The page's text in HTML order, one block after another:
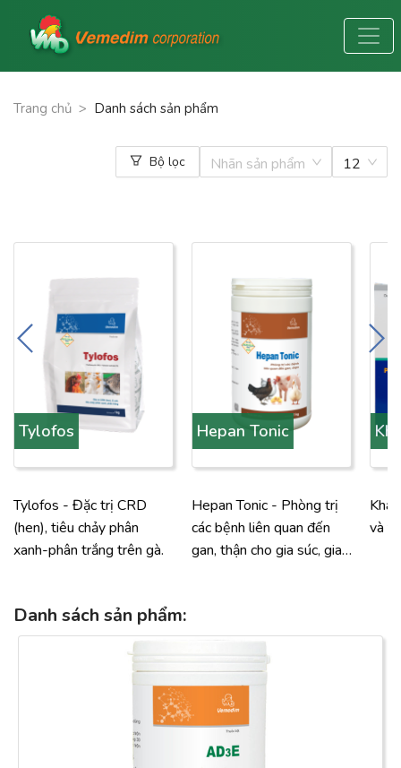
Trang chủ > Danh sách sản phẩm
Bộ lọc Nhãn sản phẩm 12
Tylofos
Tylofos - Đặc trị CRD
(hen), tiêu chảy phân
xanh-phân trắng trên gà.
Hepan Tonic
Hepan Tonic - Phòng trị
các bệnh liên quan đến
gan, thận cho gia súc, gia
và
Danh sách sản phẩm: